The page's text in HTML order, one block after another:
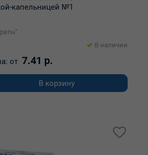
капельницей №1
В наличии
от 7.41 р.
В корзину